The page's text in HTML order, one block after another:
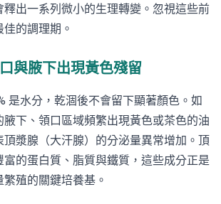
釋出一系列微小的生理轉變。忽視這些前
的調理期。
與腋下出現黃色殘留
是水分，乾涸後不會留下顯著顏色。如
腋下、領口區域頻繁出現黃色或茶色的油
頂漿腺（大汗腺）的分泌量異常增加。頂
的蛋白質、脂質與鐵質，這些成分正是
殖的關鍵培養基。